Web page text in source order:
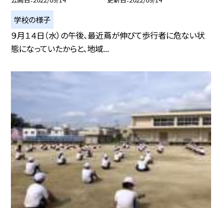
学校の様子
９月１４日（水）の午後、最近蔦が伸びて歩行者に危ない状
態になっていたからと、地域...